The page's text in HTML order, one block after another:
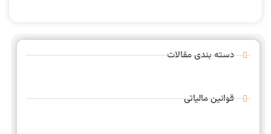
دسته بندی مقالات
قوانین مالیاتی